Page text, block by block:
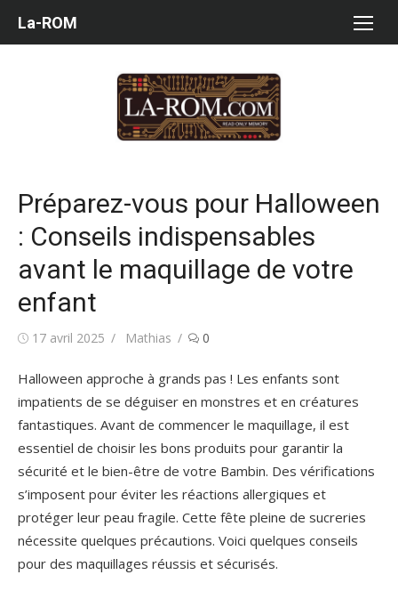
La-ROM
Préparez-vous pour Halloween
: Conseils indispensables
avant le maquillage de votre
enfant
Publié17 avril 2025 Auteur/autrice
Mathias 0
Halloween approche à grands pas ! Les enfants sont
impatients de se déguiser en monstres et en créatures
fantastiques. Avant de commencer le maquillage, il est
essentiel de choisir les bons produits pour garantir la
sécurité et le bien-être de votre Bambin. Des vérifications
s’imposent pour éviter les réactions allergiques et
protéger leur peau fragile. Cette fête pleine de sucreries
nécessite quelques précautions. Voici quelques conseils
pour des maquillages réussis et sécurisés.